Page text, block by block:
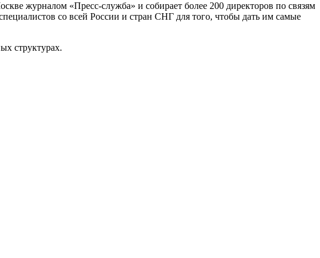
«Пресс-служба» и собирает более 200 директоров по связям
со всей России и стран СНГ для того, чтобы дать им самые
структурах.